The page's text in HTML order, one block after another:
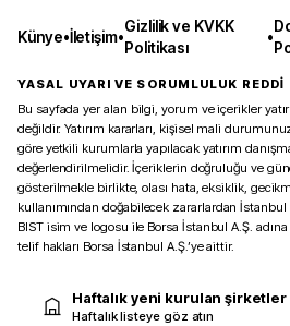
Künye•İletişim•
Gizlilik ve KVKK
Politikası
•
YASAL UYARI VE SORUMLULUK REDDİ
Bu sayfada yer alan bilgi, yorum ve içerikler
değildir. Yatırım kararları, kişisel mali
göre yetkili kurumlarla yapılacak yatırım
değerlendirilmelidir. İçeriklerin doğruluğu ve
gösterilmekle birlikte, olası hata, eksiklik,
kullanımından doğabilecek zararlardan
BIST isim ve logosu ile Borsa İstanbul A.Ş.
telif hakları Borsa İstanbul A.Ş.’ye aittir.
Haftalık yeni kurulan şirketler
Haftalık listeye göz atın